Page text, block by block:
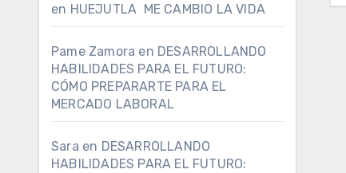
en HUEJUTLA ME CAMBIO LA VIDA
Pame Zamora en DESARROLLANDO
HABILIDADES PARA EL FUTURO:
CÓMO PREPARARTE PARA EL
MERCADO LABORAL
Sara en DESARROLLANDO
HABILIDADES PARA EL FUTURO: